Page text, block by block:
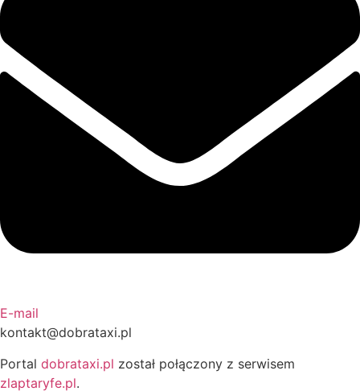
E-mail
kontakt@dobrataxi.pl
Portal dobrataxi.pl został połączony z serwisem
zlaptaryfe.pl.